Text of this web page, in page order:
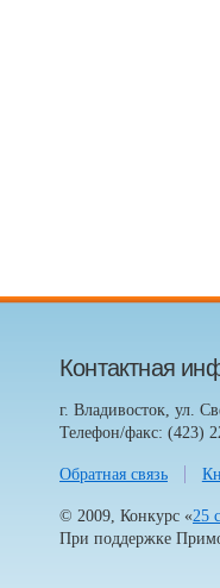
Контактная
г. Владивосток, ул.
Телефон/факс: (423)
Обратная связь
© 2009, Конкурс «25
При поддержке